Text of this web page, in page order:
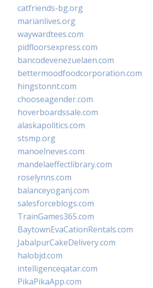
catfriends-bg.org
marianlives.org
waywardtees.com
pidfloorsexpress.com
bancodevenezuelaen.com
bettermoodfoodcorporation.com
hingstonnt.com
chooseagender.com
hoverboardssale.com
alaskapolitics.com
stsmp.org
manoelneves.com
mandelaeffectlibrary.com
roselynns.com
balanceyoganj.com
salesforceblogs.com
TrainGames365.com
BaytownEvaCationRentals.com
JabalpurCakeDelivery.com
halobjd.com
intelligenceqatar.com
PikaPikaApp.com